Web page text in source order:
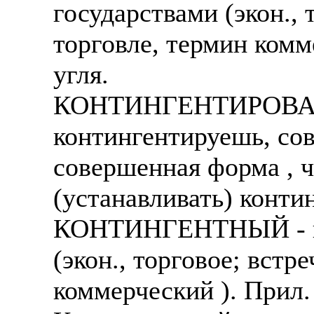
государствами (экон.,
торговле, термин
угля.
контингентируешь,
совершенная форма ,
(устанавливать)
КОНТИНГЕНТНЫЙ -
(экон., торговое;
коммерческий ). Прил.